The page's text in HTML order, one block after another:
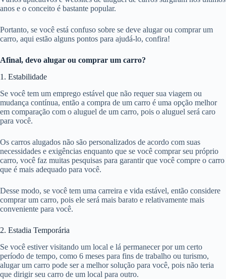
anos e o conceito é bastante popular.
Portanto, se você está confuso sobre se deve alugar ou comprar um
carro, aqui estão alguns pontos para ajudá-lo, confira!
Afinal, devo alugar ou comprar um carro?
1. Estabilidade
Se você tem um emprego estável que não requer sua viagem ou
mudança contínua, então a compra de um carro é uma opção melhor
em comparação com o aluguel de um carro, pois o aluguel será caro
para você.
Os carros alugados não são personalizados de acordo com suas
necessidades e exigências enquanto que se você comprar seu próprio
carro, você faz muitas pesquisas para garantir que você compre o carro
que é mais adequado para você.
Desse modo, se você tem uma carreira e vida estável, então considere
comprar um carro, pois ele será mais barato e relativamente mais
conveniente para você.
2. Estadia Temporária
Se você estiver visitando um local e lá permanecer por um certo
período de tempo, como 6 meses para fins de trabalho ou turismo,
alugar um carro pode ser a melhor solução para você, pois não teria
que dirigir seu carro de um local para outro.